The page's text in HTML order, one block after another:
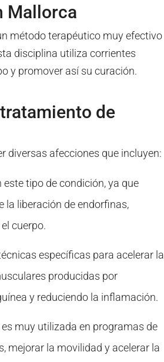
Mallorca
método terapéutico muy efectivo
disciplina utiliza corrientes
y promover así su curación.
de
diversas afecciones que incluyen:
tipo de condición, ya que
la liberación de endorfinas,
cuerpo.
específicas para acelerar la
producidas por
y reduciendo la inflamación.
muy utilizada en programas de
mejorar la movilidad y acelerar la